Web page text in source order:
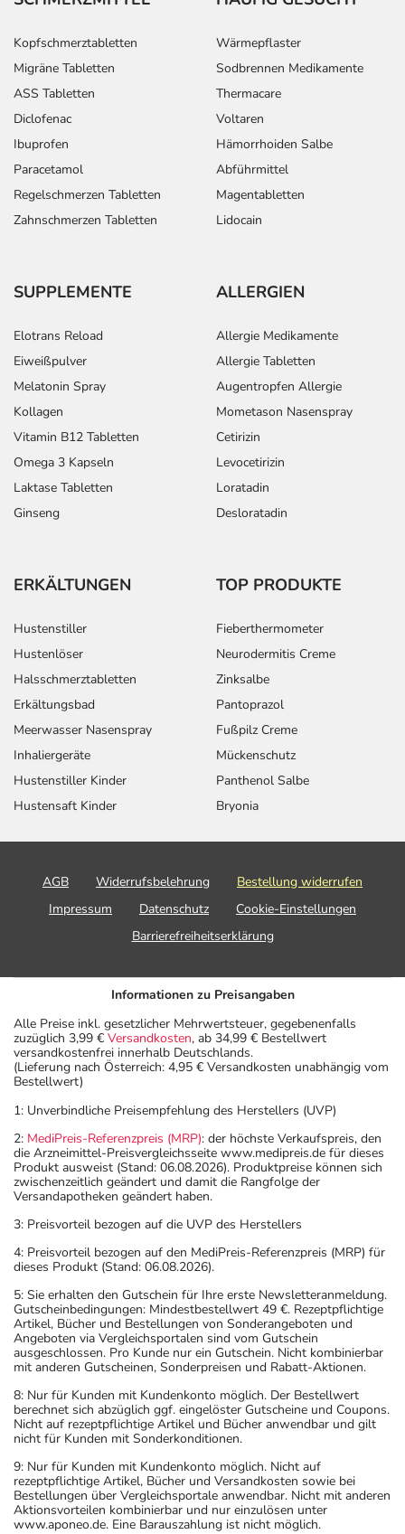
Kopfschmerztabletten
Migräne Tabletten
ASS Tabletten
Diclofenac
Ibuprofen
Paracetamol
Regelschmerzen Tabletten
Zahnschmerzen Tabletten
Wärmepflaster
Sodbrennen Medikamente
Thermacare
Voltaren
Hämorrhoiden Salbe
Abführmittel
Magentabletten
Lidocain
SUPPLEMENTE
Elotrans Reload
Eiweißpulver
Melatonin Spray
Kollagen
Vitamin B12 Tabletten
Omega 3 Kapseln
Laktase Tabletten
Ginseng
ALLERGIEN
Allergie Medikamente
Allergie Tabletten
Augentropfen Allergie
Mometason Nasenspray
Cetirizin
Levocetirizin
Loratadin
Desloratadin
ERKÄLTUNGEN
Hustenstiller
Hustenlöser
Halsschmerztabletten
Erkältungsbad
Meerwasser Nasenspray
Inhaliergeräte
Hustenstiller Kinder
Hustensaft Kinder
TOP PRODUKTE
Fieberthermometer
Neurodermitis Creme
Zinksalbe
Pantoprazol
Fußpilz Creme
Mückenschutz
Panthenol Salbe
Bryonia
AGB Widerrufsbelehrung
Bestellung widerrufen
Impressum
Datenschutz
Cookie-Einstellungen
Barrierefreiheitserklärung
Informationen zu Preisangaben
Alle Preise inkl. gesetzlicher Mehrwertsteuer, gegebenenfalls
zuzüglich 3,99 € Versandkosten, ab 34,99 € Bestellwert
versandkostenfrei innerhalb Deutschlands.
(Lieferung nach Österreich: 4,95 € Versandkosten unabhängig vom
Bestellwert)
1: Unverbindliche Preisempfehlung des Herstellers (UVP)
2: MediPreis-Referenzpreis (MRP): der höchste Verkaufspreis, den
die Arzneimittel-Preisvergleichsseite www.medipreis.de für dieses
Produkt ausweist (Stand: 06.08.2026). Produktpreise können sich
zwischenzeitlich geändert und damit die Rangfolge der
Versandapotheken geändert haben.
3: Preisvorteil bezogen auf die UVP des Herstellers
4: Preisvorteil bezogen auf den MediPreis-Referenzpreis (MRP) für
dieses Produkt (Stand: 06.08.2026).
5: Sie erhalten den Gutschein für Ihre erste Newsletteranmeldung.
Gutscheinbedingungen: Mindestbestellwert 49 €. Rezeptpflichtige
Artikel, Bücher und Bestellungen von Sonderangeboten und
Angeboten via Vergleichsportalen sind vom Gutschein
ausgeschlossen. Pro Kunde nur ein Gutschein. Nicht kombinierbar
mit anderen Gutscheinen, Sonderpreisen und Rabatt-Aktionen.
8: Nur für Kunden mit Kundenkonto möglich. Der Bestellwert
berechnet sich abzüglich ggf. eingelöster Gutscheine und Coupons.
Nicht auf rezeptpflichtige Artikel und Bücher anwendbar und gilt
nicht für Kunden mit Sonderkonditionen.
9: Nur für Kunden mit Kundenkonto möglich. Nicht auf
rezeptpflichtige Artikel, Bücher und Versandkosten sowie bei
Bestellungen über Vergleichsportale anwendbar. Nicht mit anderen
Aktionsvorteilen kombinierbar und nur einzulösen unter
www.aponeo.de. Eine Barauszahlung ist nicht möglich.